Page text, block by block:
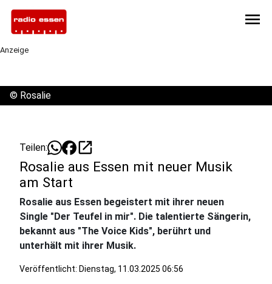
menu
Anzeige
© Rosalie
Teilen: open_in_new
Rosalie aus Essen mit neuer Musik
am Start
Rosalie aus Essen begeistert mit ihrer neuen
Single "Der Teufel in mir". Die talentierte Sängerin,
bekannt aus "The Voice Kids", berührt und
unterhält mit ihrer Musik.
Veröffentlicht: Dienstag, 11.03.2025 06:56